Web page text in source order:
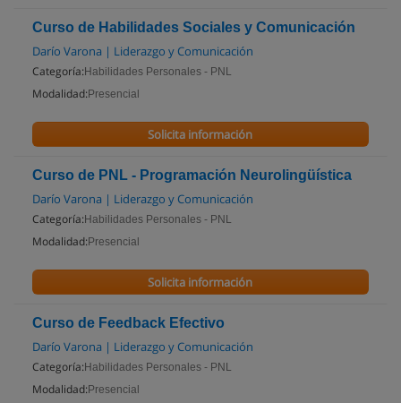
Curso de Habilidades Sociales y Comunicación
Darío Varona | Liderazgo y Comunicación
Categoría: Habilidades Personales - PNL
Modalidad: Presencial
Solicita información
Curso de PNL - Programación Neurolingüística
Darío Varona | Liderazgo y Comunicación
Categoría: Habilidades Personales - PNL
Modalidad: Presencial
Solicita información
Curso de Feedback Efectivo
Darío Varona | Liderazgo y Comunicación
Categoría: Habilidades Personales - PNL
Modalidad: Presencial